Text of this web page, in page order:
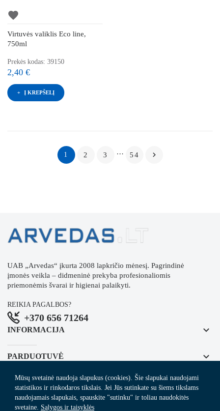
favorite
Virtuvės valiklis Eco line,
750ml
Prekės kodas: 39150
2,40 €
Į KREPŠELĮ
1 2 3 … 54 
UAB „Arvedas“ įkurta 2008 lapkričio mėnesį. Pagrindinė
įmonės veikla – didmeninė prekyba profesionaliomis
priemonėmis švarai ir higienai palaikyti.
REIKIA PAGALBOS?
+370 656 71264
INFORMACIJA keyboard_arrow_down
PARDUOTUVĖ keyboard_arrow_down
REGISTRUOKITĖS NAUJIENLAIŠKIUI
Mūsų svetainė naudoja slapukus (cookies). Šie slapukai naudojami
statistikos ir rinkodaros tikslais. Jei Jūs sutinkate su šiems tikslams
naudojamais slapukais, spauskite "sutinku" ir toliau naudokitės
svetaine. Sąlygos ir taisyklės